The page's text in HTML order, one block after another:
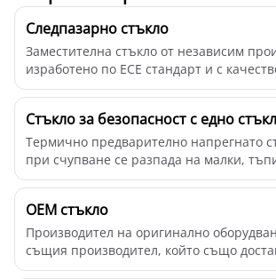
Следпазарно стъкло
Заместителна стъкло от независим
изработено по ECE стандарт и с
бе...
Стъкло за безопасност с едно
Термично предварително напрегнато
при счупване се разпада на малки,
Оби...
OEM стъкло
Производител на оригинално
същия производител, който също
производ...